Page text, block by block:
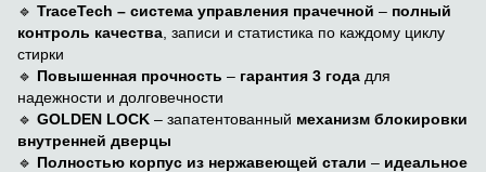
🔹 TraceTech – система управления прачечной – полный
контроль качества , записи и статистика по каждому циклу
стирки
🔹 Повышенная прочность – гарантия 3 года для
надежности и долговечности
🔹 GOLDEN LOCK – запатентованный механизм блокировки
внутренней дверцы
🔹 Полностью корпус из нержавеющей стали – идеальное